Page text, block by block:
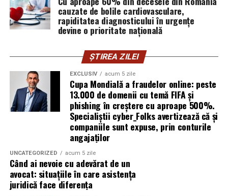
explică Horațiu Șimon, Chief Technology Officer
cyber_Folks România.
Subiectul a fost semnalat și de FBI, care a inclus în
informările din ultima lună amenințările asociate
turneului, de la fraude online și furtul datelor până la
operațiuni de dezinformare.
Avertismentele publice s-au concentrat în principal
asupra fanilor și infrastructurii orașelor gazdă, însă
specialiștii atrag atenția că firmele pot fi afectate
inclusiv atunci când nu au nicio legătură directă cu
industria sportului, turismului sau vânzarea de bilete.
Atacurile sunt mai eficiente în contextul
evenimentelor globale
cauzate de bolile cardiovasculare,
rapiditatea diagnosticului în urgențe
devine o prioritate națională
ȘTIREA ZILEI
EXCLUSIV acum 5 zile
Cupa Mondială a fraudelor online: peste
13.000 de domenii cu temă FIFA și
phishing în creștere cu aproape 500%.
Specialiștii cyber_Folks avertizează că și
companiile sunt expuse, prin conturile
angajaților
UNCATEGORIZED acum 5 zile
Când ai nevoie cu adevărat de un
avocat: situațiile în care asistența
juridică face diferența